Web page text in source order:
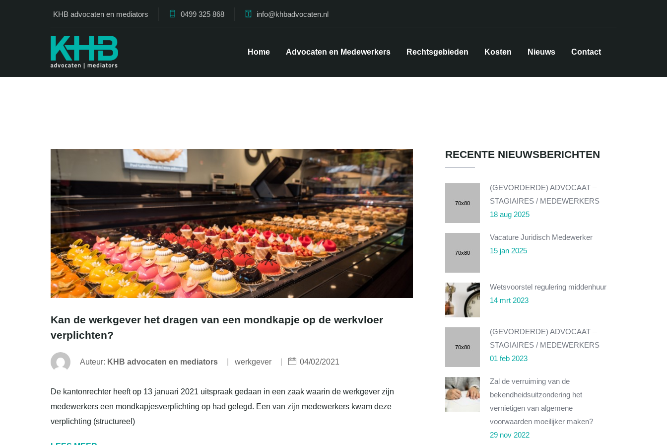
KHB advocaten en mediators 0499 325 868 info@khbadvocaten.nl
Home Advocaten en Medewerkers Rechtsgebieden Kosten Nieuws Contact
Kan de werkgever het dragen van een mondkapje op de werkvloer
verplichten?
Auteur: KHB advocaten en mediators werkgever 04/02/2021
De kantonrechter heeft op 13 januari 2021 uitspraak gedaan in een zaak waarin de werkgever zijn
medewerkers een mondkapjesverplichting op had gelegd. Een van zijn medewerkers kwam deze
verplichting (structureel)
RECENTE NIEUWSBERICHTEN
(GEVORDERDE) ADVOCAAT –
STAGIAIRES / MEDEWERKERS
18 aug 2025
Vacature Juridisch Medewerker
15 jan 2025
Wetsvoorstel regulering middenhuur
14 mrt 2023
(GEVORDERDE) ADVOCAAT –
STAGIAIRES / MEDEWERKERS
01 feb 2023
Zal de verruiming van de
bekendheidsuitzondering het
vernietigen van algemene
voorwaarden moeilijker maken?
29 nov 2022